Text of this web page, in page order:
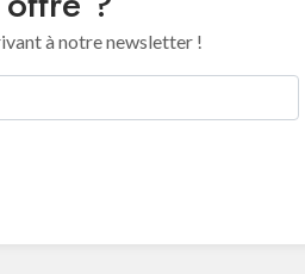
à notre newsletter !